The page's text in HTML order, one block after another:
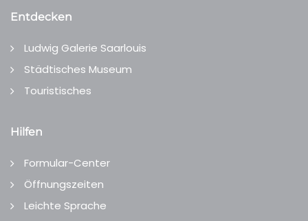
Entdecken
Ludwig Galerie Saarlouis
Städtisches Museum
Touristisches
Hilfen
Formular-Center
Öffnungszeiten
Leichte Sprache